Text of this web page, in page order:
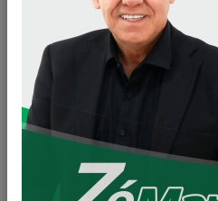
infraestrutura esportiva do
A obra contempla adequações
regularização junto ao
Corpo
instalação de corrimãos, a